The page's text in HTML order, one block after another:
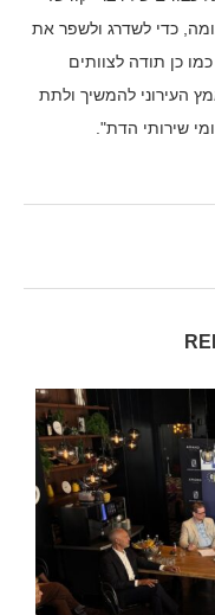
כדי לשדרג ולשפר את
כן תודה לצוותים
העירוני להמשיך ולתת
שירותי הדת".